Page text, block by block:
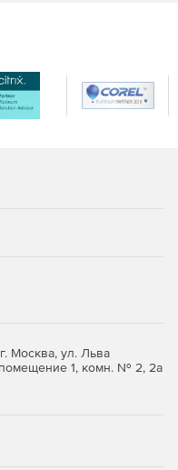
аппаратов
нагрузок и
с
Расчет
2017.
и аппаратов
14-88, ГОСТ 30780-
горизонтальных
нагрузок от
34283-2017.
СТО–СА–03–002–
Москва, ул. Льва
помещение 1, комн. № 2, 2а